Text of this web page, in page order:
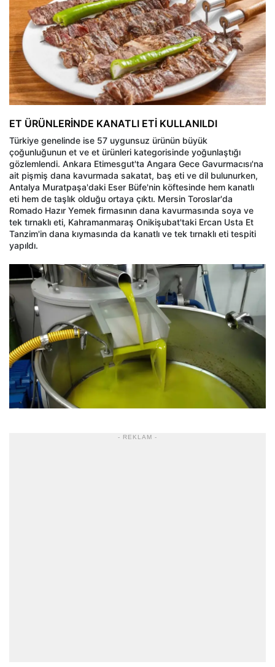
ET ÜRÜNLERİNDE KANATLI ETİ KULLANILDI
Türkiye genelinde ise 57 uygunsuz ürünün büyük
çoğunluğunun et ve et ürünleri kategorisinde yoğunlaştığı
gözlemlendi. Ankara Etimesgut'ta Angara Gece Gavurmacısı'na
ait pişmiş dana kavurmada sakatat, baş eti ve dil bulunurken,
Antalya Muratpaşa'daki Eser Büfe'nin köftesinde hem kanatlı
eti hem de taşlık olduğu ortaya çıktı. Mersin Toroslar'da
Romado Hazır Yemek firmasının dana kavurmasında soya ve
tek tırnaklı eti, Kahramanmaraş Onikişubat'taki Ercan Usta Et
Tanzim'in dana kıymasında da kanatlı ve tek tırnaklı eti tespiti
yapıldı.
- REKLAM -